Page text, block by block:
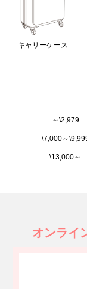
キャリーケース
～\2,979
\7,000～
\13,000～
オンライ